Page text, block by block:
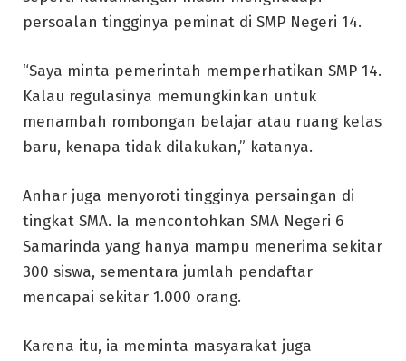
persoalan tingginya peminat di SMP Negeri 14.
“Saya minta pemerintah memperhatikan SMP 14.
Kalau regulasinya memungkinkan untuk
menambah rombongan belajar atau ruang kelas
baru, kenapa tidak dilakukan,” katanya.
Anhar juga menyoroti tingginya persaingan di
tingkat SMA. Ia mencontohkan SMA Negeri 6
Samarinda yang hanya mampu menerima sekitar
300 siswa, sementara jumlah pendaftar
mencapai sekitar 1.000 orang.
Karena itu, ia meminta masyarakat juga